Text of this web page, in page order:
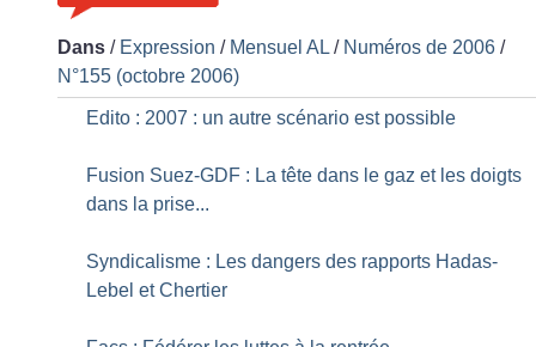
Dans / Expression / Mensuel AL / Numéros de 2006 /
N°155 (octobre 2006)
Edito : 2007 : un autre scénario est possible
Fusion Suez-GDF : La tête dans le gaz et les doigts
dans la prise...
Syndicalisme : Les dangers des rapports Hadas-
Lebel et Chertier